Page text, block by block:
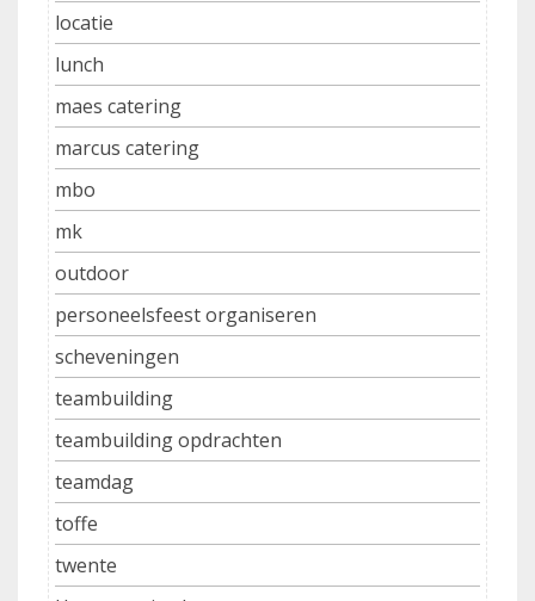
locatie
lunch
maes catering
marcus catering
mbo
mk
outdoor
personeelsfeest organiseren
scheveningen
teambuilding
teambuilding opdrachten
teamdag
toffe
twente